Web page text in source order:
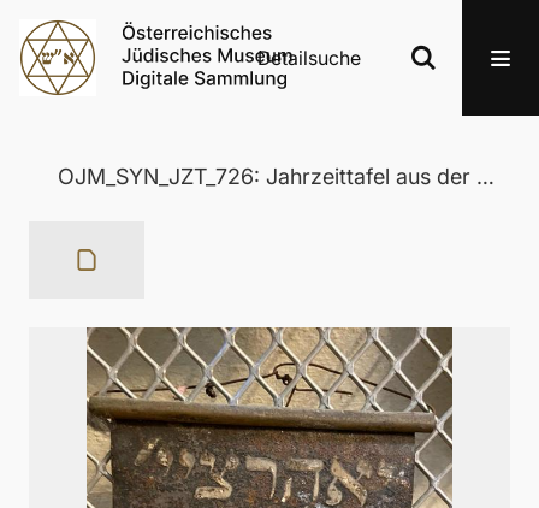
Detailsuche
OJM_SYN_JZT_726: Jahrzeittafel aus der Wertheimer Synagoge in Eisenstadt